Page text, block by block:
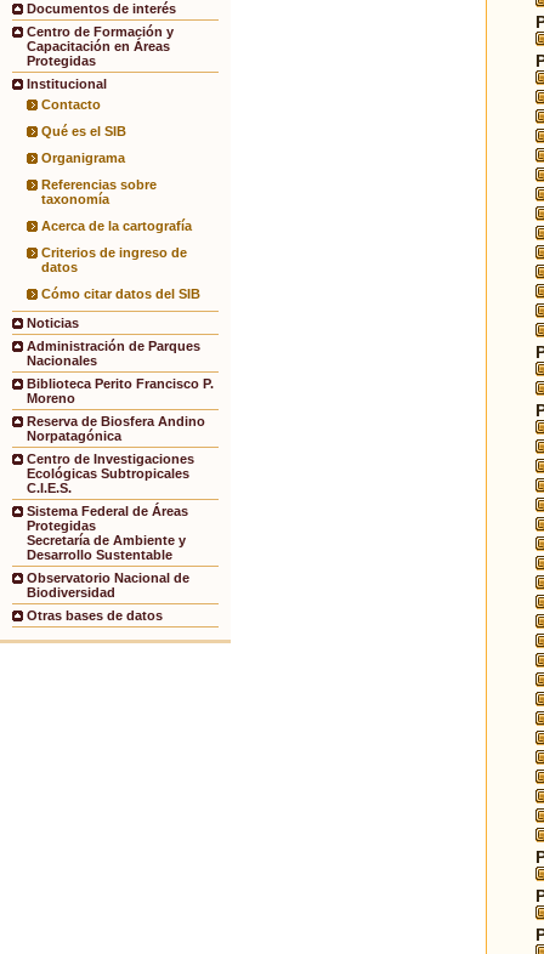
Documentos de interés
Centro de Formación y
Capacitación en Áreas
Protegidas
Institucional
Contacto
Qué es el SIB
Organigrama
Referencias sobre
taxonomía
Acerca de la cartografía
Criterios de ingreso de
datos
Cómo citar datos del SIB
Noticias
Administración de Parques
Nacionales
Biblioteca Perito Francisco P.
Moreno
Reserva de Biosfera Andino
Norpatagónica
Centro de Investigaciones
Ecológicas Subtropicales
C.I.E.S.
Sistema Federal de Áreas
Protegidas
Secretaría de Ambiente y
Desarrollo Sustentable
Observatorio Nacional de
Biodiversidad
Otras bases de datos